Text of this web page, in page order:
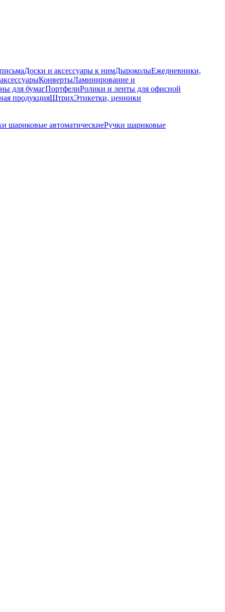
Доски и аксессуары к нимДыроколыЕжедневники,
КонвертыЛаминирование и
для бумагПортфелиРолики и ленты для офисной
продукцияШтрихЭтикетки, ценники
шариковые автоматическиеРучки шариковые